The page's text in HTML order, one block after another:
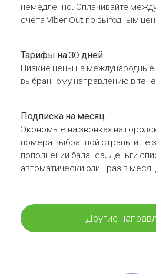
немедленно. Оплачивайте
счёта Viber Out по выгодным
Тарифы на 30 дней
Низкие цены на международные
выбранному направлению в
Подписка на месяц
Экономьте на звонках на
номера выбранной страны и не
пополнении баланса. Деньги
автоматически один раз в месяц
Другие